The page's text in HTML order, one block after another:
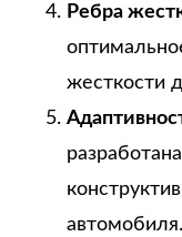
Ребра
жесткости
автомобиля.